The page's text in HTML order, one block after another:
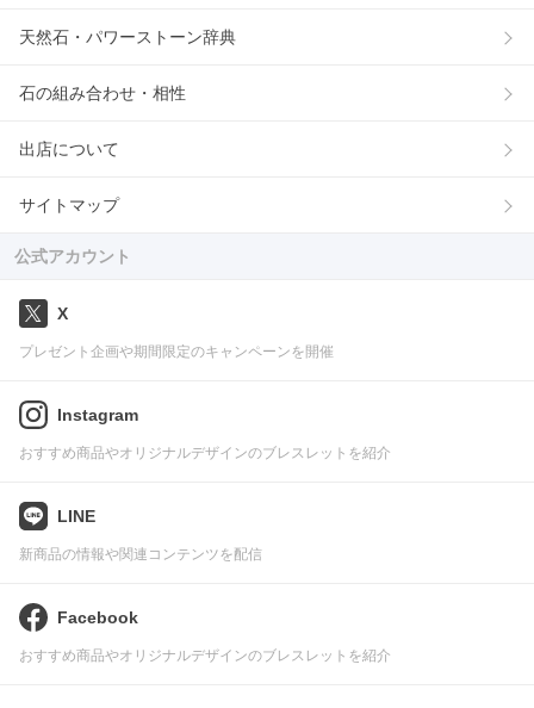
天然石・パワーストーン辞典
石の組み合わせ・相性
出店について
サイトマップ
公式アカウント
X
プレゼント企画や期間限定のキャンペーンを開催
Instagram
おすすめ商品やオリジナルデザインのブレスレットを紹介
LINE
新商品の情報や関連コンテンツを配信
Facebook
おすすめ商品やオリジナルデザインのブレスレットを紹介